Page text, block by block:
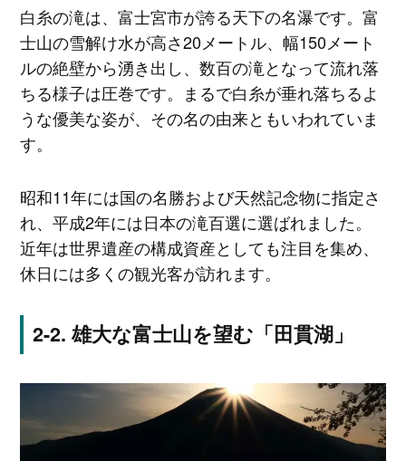
白糸の滝は、富士宮市が誇る天下の名瀑です。富
士山の雪解け水が高さ20メートル、幅150メート
ルの絶壁から湧き出し、数百の滝となって流れ落
ちる様子は圧巻です。まるで白糸が垂れ落ちるよ
うな優美な姿が、その名の由来ともいわれていま
す。
昭和11年には国の名勝および天然記念物に指定さ
れ、平成2年には日本の滝百選に選ばれました。
近年は世界遺産の構成資産としても注目を集め、
休日には多くの観光客が訪れます。
雄大な富士山を望む「田貫湖」